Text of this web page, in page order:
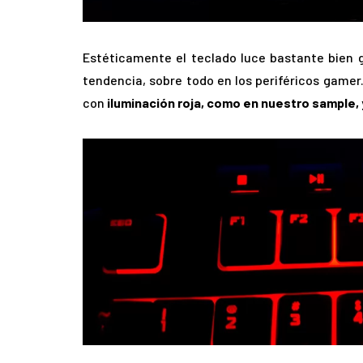
Estéticamente el teclado luce bastante bien
tendencia, sobre todo en los periféricos
con iluminación roja, como en nuestro